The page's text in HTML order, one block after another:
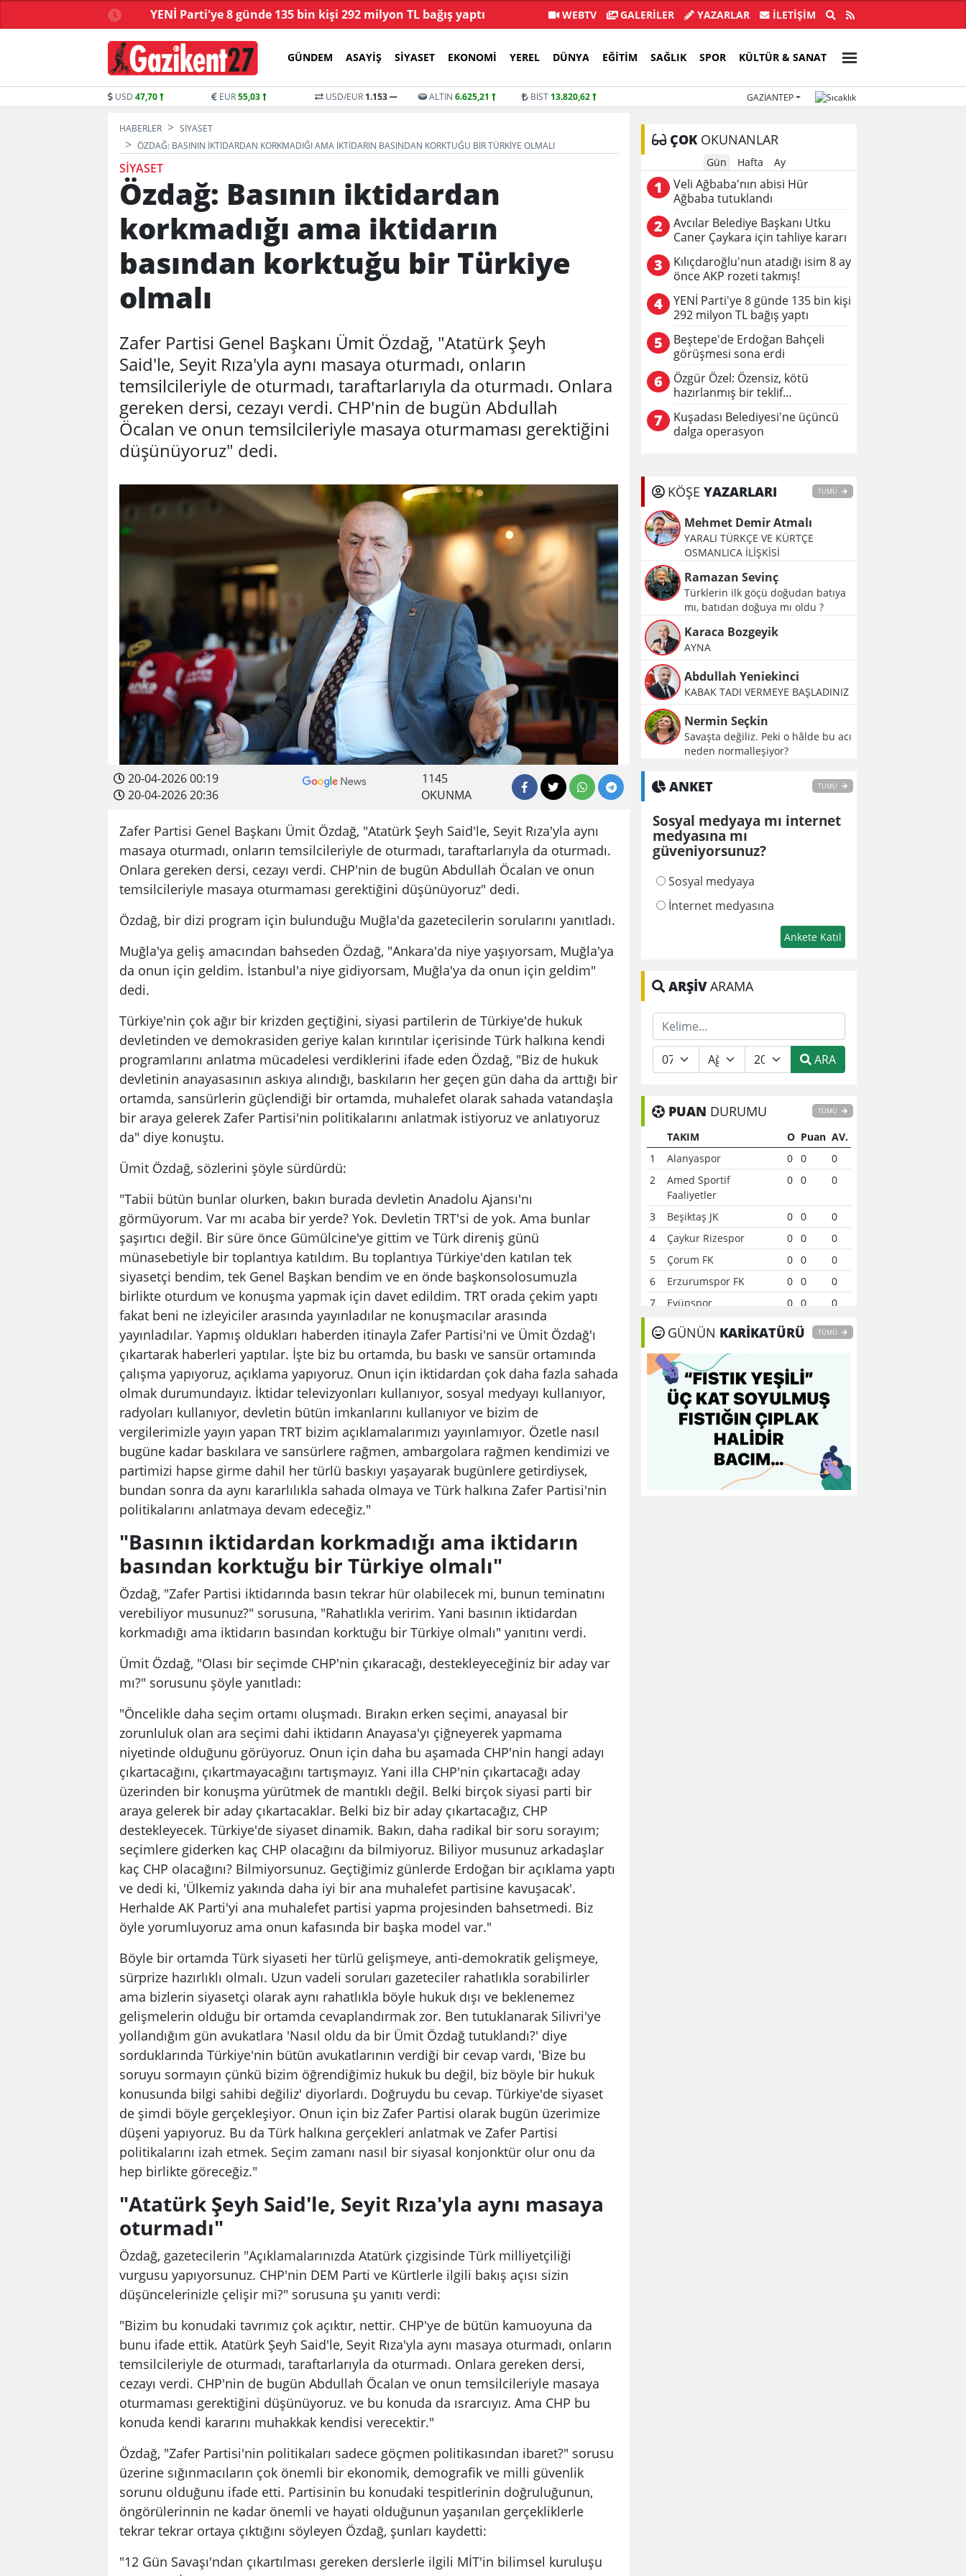
dalga operasyon YENİ Parti'ye 8 günde 135 bin kişi 292 milyon TL bağış yaptı Veli Ağbaba'nın abisi Hür Ağbaba tutuklandı
WEBTV GALERİLER YAZARLAR İLETIŞIM
GÜNDEM ASAYIŞ SIYASET EKONOMI YEREL DÜNYA EĞITIM SAĞLIK SPOR KÜLTÜR & SANAT
USD 47,70 EUR55,03 USD/EUR 1.153 ALTIN 6.625,21 BİST 13.820,62 GAZIANTEP
HABERLER
SIYASET
ÖZDAĞ: BASININ IKTIDARDAN KORKMADIĞI AMA IKTIDARIN BASINDAN KORKTUĞU BIR TÜRKIYE OLMALI
SIYASET
Özdağ: Basının iktidardan
korkmadığı ama iktidarın
basından korktuğu bir Türkiye
olmalı
Zafer Partisi Genel Başkanı Ümit Özdağ, "Atatürk Şeyh
Said'le, Seyit Rıza'yla aynı masaya oturmadı, onların
temsilcileriyle de oturmadı, taraftarlarıyla da oturmadı. Onlara
gereken dersi, cezayı verdi. CHP'nin de bugün Abdullah
Öcalan ve onun temsilcileriyle masaya oturmaması gerektiğini
düşünüyoruz" dedi.
20-04-2026 00:19
20-04-2026 20:36
1145
OKUNMA
Zafer Partisi Genel Başkanı Ümit Özdağ, "Atatürk Şeyh Said'le, Seyit Rıza'yla aynı
masaya oturmadı, onların temsilcileriyle de oturmadı, taraftarlarıyla da oturmadı.
Onlara gereken dersi, cezayı verdi. CHP'nin de bugün Abdullah Öcalan ve onun
temsilcileriyle masaya oturmaması gerektiğini düşünüyoruz" dedi.
Özdağ, bir dizi program için bulunduğu Muğla'da gazetecilerin sorularını yanıtladı.
Muğla'ya geliş amacından bahseden Özdağ, "Ankara'da niye yaşıyorsam, Muğla'ya
da onun için geldim. İstanbul'a niye gidiyorsam, Muğla'ya da onun için geldim"
dedi.
Türkiye'nin çok ağır bir krizden geçtiğini, siyasi partilerin de Türkiye'de hukuk
devletinden ve demokrasiden geriye kalan kırıntılar içerisinde Türk halkına kendi
programlarını anlatma mücadelesi verdiklerini ifade eden Özdağ, "Biz de hukuk
devletinin anayasasının askıya alındığı, baskıların her geçen gün daha da arttığı bir
ortamda, sansürlerin güçlendiği bir ortamda, muhalefet olarak sahada vatandaşla
bir araya gelerek Zafer Partisi'nin politikalarını anlatmak istiyoruz ve anlatıyoruz
da" diye konuştu.
Ümit Özdağ, sözlerini şöyle sürdürdü:
"Tabii bütün bunlar olurken, bakın burada devletin Anadolu Ajansı'nı
görmüyorum. Var mı acaba bir yerde? Yok. Devletin TRT'si de yok. Ama bunlar
şaşırtıcı değil. Bir süre önce Gümülcine'ye gittim ve Türk direniş günü
münasebetiyle bir toplantıya katıldım. Bu toplantıya Türkiye'den katılan tek
siyasetçi bendim, tek Genel Başkan bendim ve en önde başkonsolosumuzla
birlikte oturdum ve konuşma yapmak için davet edildim. TRT orada çekim yaptı
fakat beni ne izleyiciler arasında yayınladılar ne konuşmacılar arasında
yayınladılar. Yapmış oldukları haberden itinayla Zafer Partisi'ni ve Ümit Özdağ'ı
çıkartarak haberleri yaptılar. İşte biz bu ortamda, bu baskı ve sansür ortamında
çalışma yapıyoruz, açıklama yapıyoruz. Onun için iktidardan çok daha fazla sahada
olmak durumundayız. İktidar televizyonları kullanıyor, sosyal medyayı kullanıyor,
radyoları kullanıyor, devletin bütün imkanlarını kullanıyor ve bizim de
vergilerimizle yayın yapan TRT bizim açıklamalarımızı yayınlamıyor. Özetle nasıl
bugüne kadar baskılara ve sansürlere rağmen, ambargolara rağmen kendimizi ve
partimizi hapse girme dahil her türlü baskıyı yaşayarak bugünlere getirdiysek,
bundan sonra da aynı kararlılıkla sahada olmaya ve Türk halkına Zafer Partisi'nin
politikalarını anlatmaya devam edeceğiz."
"Basının iktidardan korkmadığı ama iktidarın
basından korktuğu bir Türkiye olmalı"
Özdağ, "Zafer Partisi iktidarında basın tekrar hür olabilecek mi, bunun teminatını
verebiliyor musunuz?" sorusuna, "Rahatlıkla veririm. Yani basının iktidardan
korkmadığı ama iktidarın basından korktuğu bir Türkiye olmalı" yanıtını verdi.
Ümit Özdağ, "Olası bir seçimde CHP'nin çıkaracağı, destekleyeceğiniz bir aday var
mı?" sorusunu şöyle yanıtladı:
"Öncelikle daha seçim ortamı oluşmadı. Bırakın erken seçimi, anayasal bir
zorunluluk olan ara seçimi dahi iktidarın Anayasa'yı çiğneyerek yapmama
niyetinde olduğunu görüyoruz. Onun için daha bu aşamada CHP'nin hangi adayı
çıkartacağını, çıkartmayacağını tartışmayız. Yani illa CHP'nin çıkartacağı aday
üzerinden bir konuşma yürütmek de mantıklı değil. Belki birçok siyasi parti bir
araya gelerek bir aday çıkartacaklar. Belki biz bir aday çıkartacağız, CHP
destekleyecek. Türkiye'de siyaset dinamik. Bakın, daha radikal bir soru sorayım;
seçimlere giderken kaç CHP olacağını da bilmiyoruz. Biliyor musunuz arkadaşlar
kaç CHP olacağını? Bilmiyorsunuz. Geçtiğimiz günlerde Erdoğan bir açıklama yaptı
ve dedi ki, 'Ülkemiz yakında daha iyi bir ana muhalefet partisine kavuşacak'.
Herhalde AK Parti'yi ana muhalefet partisi yapma projesinden bahsetmedi. Biz
öyle yorumluyoruz ama onun kafasında bir başka model var."
Böyle bir ortamda Türk siyaseti her türlü gelişmeye, anti-demokratik gelişmeye,
sürprize hazırlıklı olmalı. Uzun vadeli soruları gazeteciler rahatlıkla sorabilirler
ama bizlerin siyasetçi olarak aynı rahatlıkla böyle hukuk dışı ve beklenemez
gelişmelerin olduğu bir ortamda cevaplandırmak zor. Ben tutuklanarak Silivri'ye
yollandığım gün avukatlara 'Nasıl oldu da bir Ümit Özdağ tutuklandı?' diye
sorduklarında Türkiye'nin bütün avukatlarının verdiği bir cevap vardı, 'Bize bu
soruyu sormayın çünkü bizim öğrendiğimiz hukuk bu değil, biz böyle bir hukuk
konusunda bilgi sahibi değiliz' diyorlardı. Doğruydu bu cevap. Türkiye'de siyaset
de şimdi böyle gerçekleşiyor. Onun için biz Zafer Partisi olarak bugün üzerimize
düşeni yapıyoruz. Bu da Türk halkına gerçekleri anlatmak ve Zafer Partisi
politikalarını izah etmek. Seçim zamanı nasıl bir siyasal konjonktür olur onu da
hep birlikte göreceğiz."
"Atatürk Şeyh Said'le, Seyit Rıza'yla aynı masaya
oturmadı"
Özdağ, gazetecilerin "Açıklamalarınızda Atatürk çizgisinde Türk milliyetçiliği
vurgusu yapıyorsunuz. CHP'nin DEM Parti ve Kürtlerle ilgili bakış açısı sizin
düşüncelerinizle çelişir mi?" sorusuna şu yanıtı verdi:
"Bizim bu konudaki tavrımız çok açıktır, nettir. CHP'ye de bütün kamuoyuna da
bunu ifade ettik. Atatürk Şeyh Said'le, Seyit Rıza'yla aynı masaya oturmadı, onların
temsilcileriyle de oturmadı, taraftarlarıyla da oturmadı. Onlara gereken dersi,
cezayı verdi. CHP'nin de bugün Abdullah Öcalan ve onun temsilcileriyle masaya
oturmaması gerektiğini düşünüyoruz. ve bu konuda da ısrarcıyız. Ama CHP bu
konuda kendi kararını muhakkak kendisi verecektir."
Özdağ, "Zafer Partisi'nin politikaları sadece göçmen politikasından ibaret?" sorusu
üzerine sığınmacıların çok önemli bir ekonomik, demografik ve milli güvenlik
sorunu olduğunu ifade etti. Partisinin bu konudaki tespitlerinin doğruluğunun,
öngörülerinnin ne kadar önemli ve hayati olduğunun yaşanılan gerçekliklerle
tekrar tekrar ortaya çıktığını söyleyen Özdağ, şunları kaydetti:
"12 Gün Savaşı'ndan çıkartılması gereken derslerle ilgili MİT'in bilimsel kuruluşu
ÇOKOKUNANLAR
Gün Hafta Ay
1
Veli Ağbaba'nın abisi Hür
Ağbaba tutuklandı
2
Avcılar Belediye Başkanı Utku
Caner Çaykara için tahliye kararı
3
Kılıçdaroğlu'nun atadığı isim 8 ay
önce AKP rozeti takmış!
4
YENİ Parti'ye 8 günde 135 bin kişi
292 milyon TL bağış yaptı
5
Beştepe'de Erdoğan Bahçeli
görüşmesi sona erdi
6
Özgür Özel: Özensiz, kötü
hazırlanmış bir teklif...
7
Kuşadası Belediyesi'ne üçüncü
dalga operasyon
KÖŞE YAZARLARI TÜMÜ
Mehmet Demir Atmalı
YARALI TÜRKÇE VE KÜRTÇE
OSMANLICA İLİŞKİSİ
Ramazan Sevinç
Türklerin ilk göçü doğudan batıya
mı, batıdan doğuya mı oldu ?
Karaca Bozgeyik
AYNA
Abdullah Yeniekinci
KABAK TADI VERMEYE BAŞLADINIZ
Nermin Seçkin
Savaşta değiliz. Peki o hâlde bu acı
neden normalleşiyor?
ANKET TÜMÜ
Sosyal medyaya mı internet
medyasına mı
güveniyorsunuz?
Sosyal medyaya
İnternet medyasına
ARŞİVARAMA
ARA
PUAN DURUMU TÜMÜ
TAKIM O Puan AV.
1
Alanyaspor 0 0
0
2
Amed Sportif
Faaliyetler
0 0 0
3 Beşiktaş JK 0 0
0
4
Çaykur Rizespor 0 0
0
5
Çorum FK 0 0
0
6
Erzurumspor FK 0 0
0
7
Eyüpspor 0 0
0
8
Fenerbahçe 0
0
10 Gaziantep FK 0 0
Gençlerbirliği 0 0
Göztepe 0 0
Başakşehir FK
Kasımpaşa
0
0
0
GÜNÜN KARİKATÜRÜ TÜMÜ